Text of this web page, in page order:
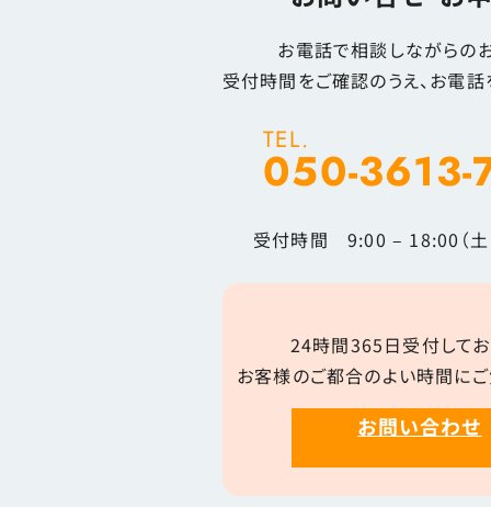
お電話で相談しながらの
受付時間をご確認のうえ、お電話
TEL.
050-3613-
受付時間 9:00 – 18:00（土
24時間365日受付してお
お客様のご都合のよい時間にご
お問い合わせ